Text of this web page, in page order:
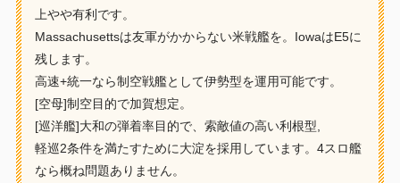
上やや有利です。
Massachusettsは友軍がかからない米戦艦を。IowaはE5に
残します。
高速+統一なら制空戦艦として伊勢型を運用可能です。
[空母]制空目的で加賀想定。
[巡洋艦]大和の弾着率目的で、索敵値の高い利根型,
軽巡2条件を満たすために大淀を採用しています。4スロ艦
なら概ね問題ありません。